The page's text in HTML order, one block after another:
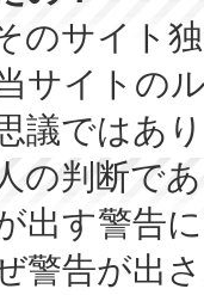
のサイト
サイトの
議ではあ
の判断で
出す警告
警告が出